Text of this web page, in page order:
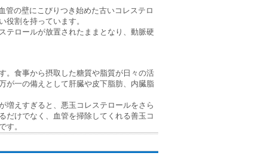
管の壁にこびりつき始めた古いコレステロ
役割を持っています。
テロールが放置されたままとなり、動脈硬
。食事から摂取した糖質や脂質が日々の活
が一の備えとして肝臓や皮下脂肪、内臓脂
増えすぎると、悪玉コレステロールをさら
だけでなく、血管を掃除してくれる善玉コ
す。